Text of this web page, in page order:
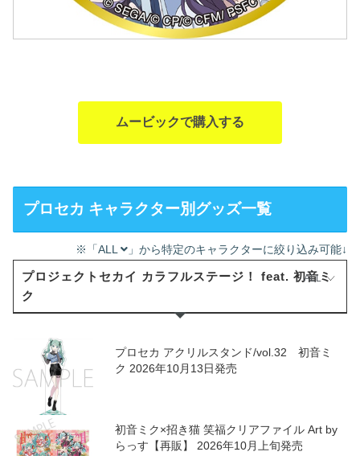
ムービックで購入する
プロセカ キャラクター別グッズ一覧
※「ALL 」から特定のキャラクターに絞り込み可能↓
プロジェクトセカイ カラフルステージ！ feat. 初音ミ
ク
ALL
プロセカ アクリルスタンド/vol.32 初音ミ
ク 2026年10月13日発売
初音ミク×招き猫 笑福クリアファイル Art by
らっす【再販】 2026年10月上旬発売